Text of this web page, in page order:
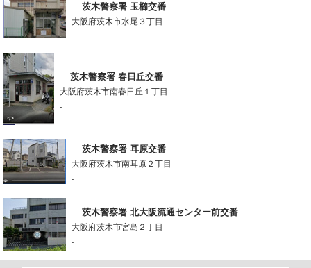
茨木警察署 玉櫛交番
大阪府茨木市水尾３丁目
-
茨木警察署 春日丘交番
大阪府茨木市南春日丘１丁目
-
茨木警察署 耳原交番
大阪府茨木市南耳原２丁目
-
茨木警察署 北大阪流通センター前交番
大阪府茨木市宮島２丁目
-